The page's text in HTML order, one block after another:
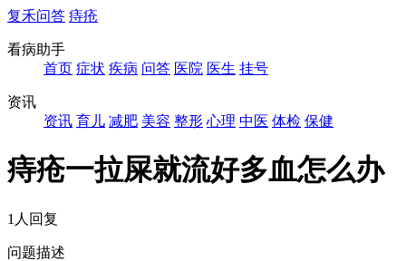
复禾问答 痔疮
看病助手
首页 症状 疾病 问答 医院 医生 挂号
资讯
资讯 育儿 减肥 美容 整形 心理 中医 体检 保健
痔疮一拉屎就流好多血怎么办
1人回复
问题描述